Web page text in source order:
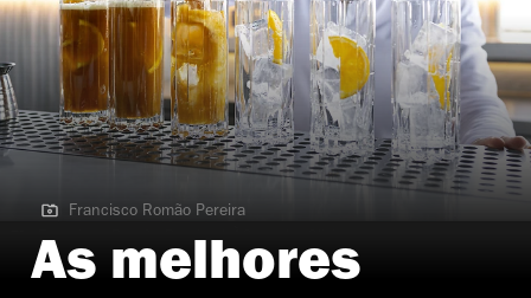
Francisco Romão Pereira | ÀCosta by Olivier
Francisco Romão Pereira
As melhores